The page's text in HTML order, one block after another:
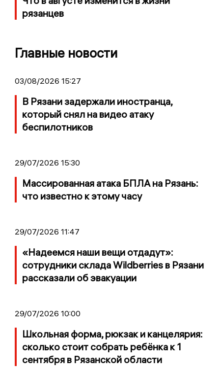
рязанцев
Главные новости
03/08/2026 15:27
В Рязани задержали иностранца,
который снял на видео атаку
беспилотников
29/07/2026 15:30
Массированная атака БПЛА на Рязань:
что известно к этому часу
29/07/2026 11:47
«Надеемся наши вещи отдадут»:
сотрудники склада Wildberries в Рязани
рассказали об эвакуации
29/07/2026 10:00
Школьная форма, рюкзак и канцелярия:
сколько стоит собрать ребёнка к 1
сентября в Рязанской области